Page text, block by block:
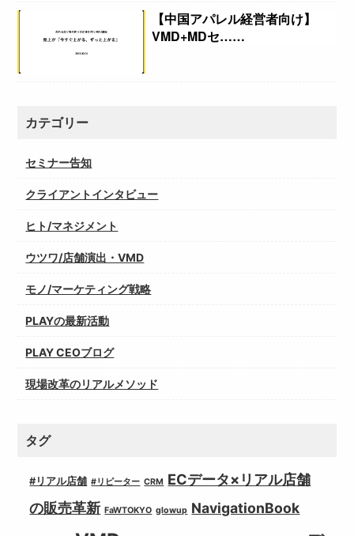
【中国アパレル経営者向け】
VMD+MDセ……
カテゴリー
セミナー告知
クライアントインタビュー
ヒト/マネジメント
ウツワ/店舗演出・VMD
モノ/マーケティング戦略
PLAYの最新活動
PLAY CEOブログ
現場改革のリアルメソッド
タグ
#リアル店舗 #リピーター CRM ECデータ×リアル店舗
の販売革新 FaWTOKYO glowup NavigationBook